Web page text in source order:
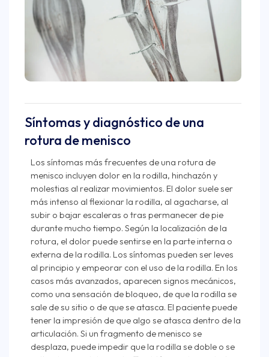
Síntomas y diagnóstico de una
rotura de menisco
Los síntomas más frecuentes de una rotura de
menisco incluyen dolor en la rodilla, hinchazón y
molestias al realizar movimientos. El dolor suele ser
más intenso al flexionar la rodilla, al agacharse, al
subir o bajar escaleras o tras permanecer de pie
durante mucho tiempo. Según la localización de la
rotura, el dolor puede sentirse en la parte interna o
externa de la rodilla. Los síntomas pueden ser leves
al principio y empeorar con el uso de la rodilla. En los
casos más avanzados, aparecen signos mecánicos,
como una sensación de bloqueo, de que la rodilla se
sale de su sitio o de que se atasca. El paciente puede
tener la impresión de que algo se atasca dentro de la
articulación. Si un fragmento de menisco se
desplaza, puede impedir que la rodilla se doble o se